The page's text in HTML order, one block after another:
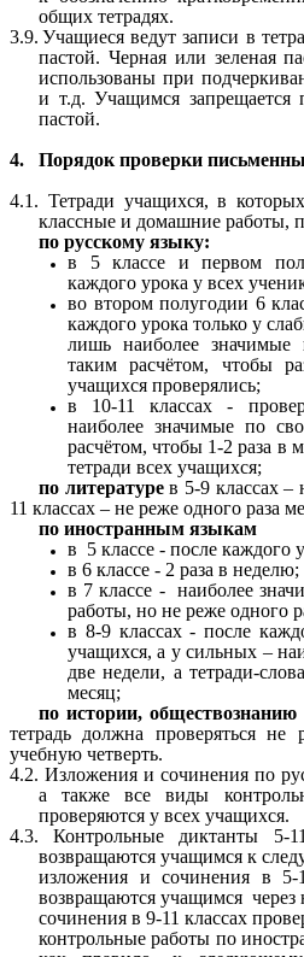
общих тетрадях.
3.9. Учащиеся ведут записи в
пастой. Черная или зеленая
использованы при
и т.д. Учащимся запрещается
пастой.
4.
Порядок проверки
4.1. Тетради учащихся, в
классные и домашние работы,
по русскому языку:
в 5 классе и первом
каждого урока у всех
во втором полугодии 6
каждого урока только у
лишь наиболее
таким расчётом, чтобы
учащихся проверялись;
в 10-11 классах -
наиболее значимые по
расчётом, чтобы 1-2 раза в
тетради всех учащихся;
по литературев 5-9 классах –
11 классах – не реже одного раза
по иностранным языкам
в 5 классе - после каждого
в 6 классе - 2 раза в неделю;
в 7 классе - наиболее
работы, но не реже одного
в 8-9 классах - после
учащихся, а у сильных –
две недели, а тетради-
месяц;
по истории, обществознанию
тетрадь должна проверяться
учебную четверть.
4.2. Изложения и сочинения по
а также все виды
проверяются у всех учащихся.
4.3. Контрольные диктанты 5-
возвращаются учащимся к
изложения и сочинения в 5-
возвращаются учащимся через
сочинения в 9-11 классах
контрольные работы по